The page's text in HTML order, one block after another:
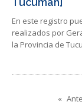
En este registro
realizados por
la Provincia de